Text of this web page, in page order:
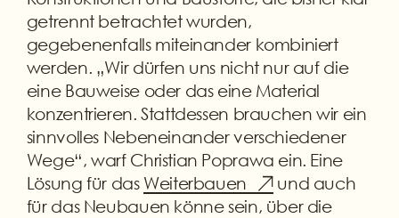
getrennt betrachtet wurden,
gegebenenfalls miteinander kombiniert
werden. „Wir dürfen uns nicht nur auf die
eine Bauweise oder das eine Material
konzentrieren. Stattdessen brauchen wir ein
sinnvolles Nebeneinander verschiedener
Wege“, warf Christian Poprawa ein. Eine
Lösung für das Weiterbauen
und auch
für das Neubauen könne sein, über die